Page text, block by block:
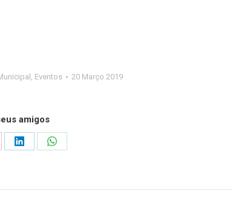
Eventos 20 Março 2019
amigos
Share
Share